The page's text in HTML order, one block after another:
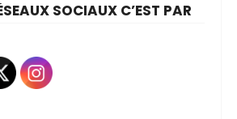
SOCIAUX C’EST PAR